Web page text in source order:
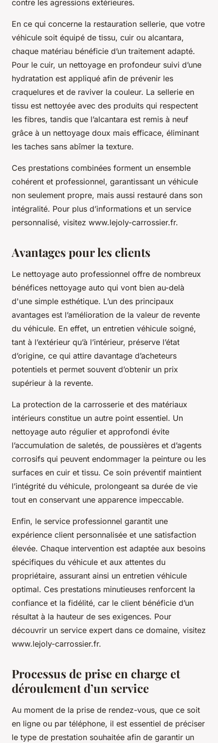
contre les agressions extérieures.
En ce qui concerne la restauration sellerie, que votre
véhicule soit équipé de tissu, cuir ou alcantara,
chaque matériau bénéficie d’un traitement adapté.
Pour le cuir, un nettoyage en profondeur suivi d’une
hydratation est appliqué afin de prévenir les
craquelures et de raviver la couleur. La sellerie en
tissu est nettoyée avec des produits qui respectent
les fibres, tandis que l’alcantara est remis à neuf
grâce à un nettoyage doux mais efficace, éliminant
les taches sans abîmer la texture.
Ces prestations combinées forment un ensemble
cohérent et professionnel, garantissant un véhicule
non seulement propre, mais aussi restauré dans son
intégralité. Pour plus d’informations et un service
personnalisé, visitez www.lejoly-carrossier.fr.
Avantages pour les clients
Le nettoyage auto professionnel offre de nombreux
bénéfices nettoyage auto qui vont bien au-delà
d'une simple esthétique. L’un des principaux
avantages est l’amélioration de la valeur de revente
du véhicule. En effet, un entretien véhicule soigné,
tant à l’extérieur qu’à l’intérieur, préserve l’état
d’origine, ce qui attire davantage d’acheteurs
potentiels et permet souvent d’obtenir un prix
supérieur à la revente.
La protection de la carrosserie et des matériaux
intérieurs constitue un autre point essentiel. Un
nettoyage auto régulier et approfondi évite
l’accumulation de saletés, de poussières et d’agents
corrosifs qui peuvent endommager la peinture ou les
surfaces en cuir et tissu. Ce soin préventif maintient
l’intégrité du véhicule, prolongeant sa durée de vie
tout en conservant une apparence impeccable.
Enfin, le service professionnel garantit une
expérience client personnalisée et une satisfaction
élevée. Chaque intervention est adaptée aux besoins
spécifiques du véhicule et aux attentes du
propriétaire, assurant ainsi un entretien véhicule
optimal. Ces prestations minutieuses renforcent la
confiance et la fidélité, car le client bénéficie d’un
résultat à la hauteur de ses exigences. Pour
découvrir un service expert dans ce domaine, visitez
www.lejoly-carrossier.fr.
Processus de prise en charge et
déroulement d’un service
Au moment de la prise de rendez-vous, que ce soit
en ligne ou par téléphone, il est essentiel de préciser
le type de prestation souhaitée afin de garantir un